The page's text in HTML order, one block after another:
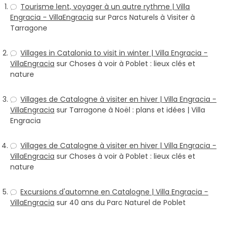
Tourisme lent, voyager à un autre rythme | Villa
Engracia - VillaEngracia sur Parcs Naturels à Visiter à
Tarragone
Villages in Catalonia to visit in winter | Villa Engracia -
VillaEngracia sur Choses à voir à Poblet : lieux clés et
nature
Villages de Catalogne à visiter en hiver | Villa Engracia -
VillaEngracia sur Tarragone à Noël : plans et idées | Villa
Engracia
Villages de Catalogne à visiter en hiver | Villa Engracia -
VillaEngracia sur Choses à voir à Poblet : lieux clés et
nature
Excursions d'automne en Catalogne | Villa Engracia -
VillaEngracia sur 40 ans du Parc Naturel de Poblet